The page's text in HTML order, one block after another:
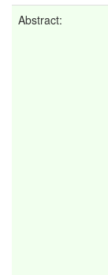
Abstract: